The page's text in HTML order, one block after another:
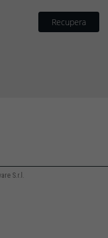
Recupera
S.r.l.